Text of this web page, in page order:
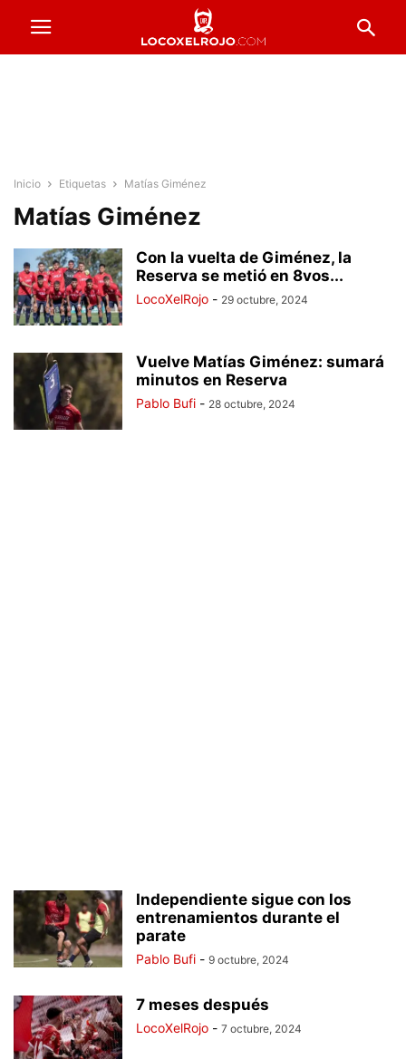
Inicio Etiquetas Matías Giménez
Matías Giménez
Con la vuelta de Giménez, la
Reserva se metió en 8vos...
LocoXelRojo - 29 octubre, 2024
Vuelve Matías Giménez: sumará
minutos en Reserva
Pablo Bufi - 28 octubre, 2024
Independiente sigue con los
entrenamientos durante el
parate
Pablo Bufi - 9 octubre, 2024
7 meses después
LocoXelRojo - 7 octubre, 2024